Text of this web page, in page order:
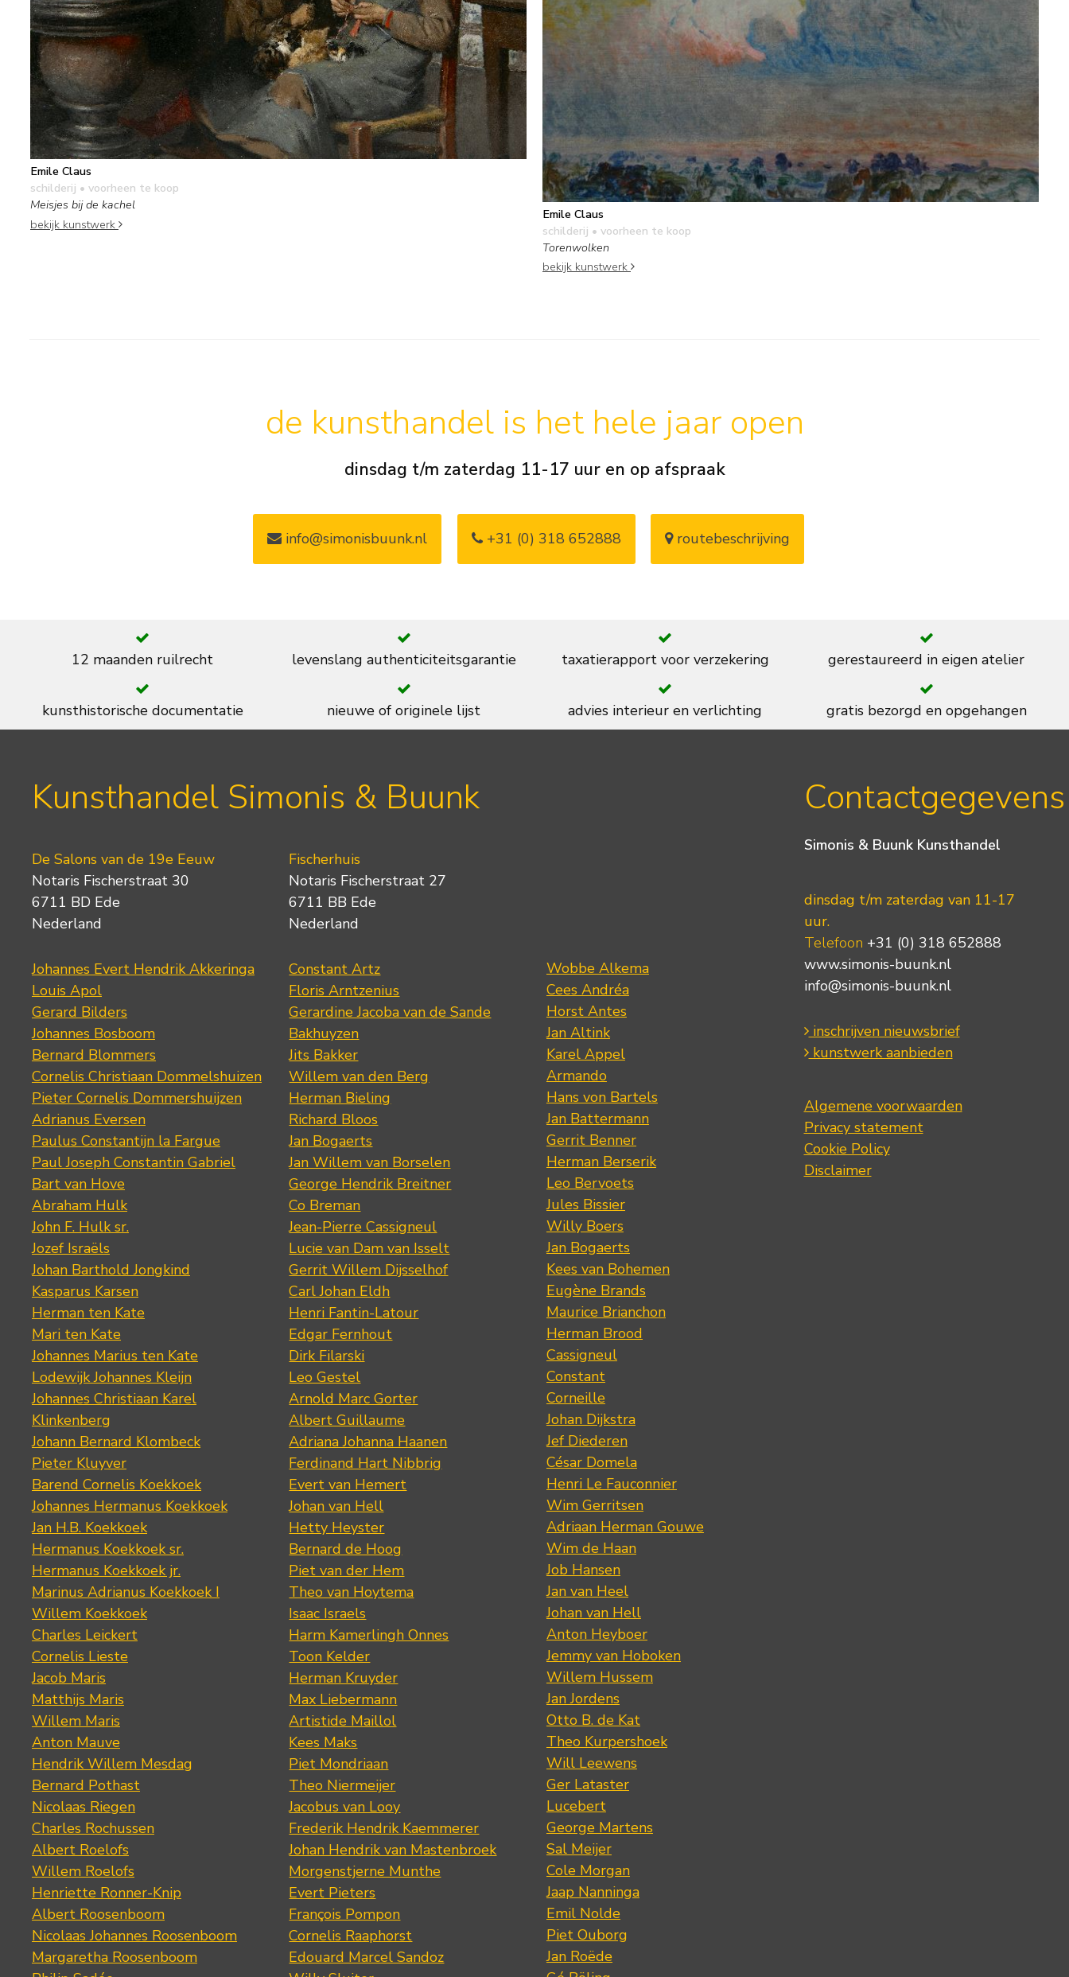
Emile Claus
schilderij • voorheen te koop
Meisjes bij de kachel
bekijk kunstwerk
Emile Claus
schilderij • voorheen te koop
Torenwolken
bekijk kunstwerk
de kunsthandel is het hele jaar open
dinsdag t/m zaterdag 11-17 uur en op afspraak
info@simonisbuunk.nl +31 (0) 318 652888 routebeschrijving
12 maanden ruilrecht levenslang authenticiteitsgarantie taxatierapport voor verzekering gerestaureerd in eigen atelier
kunsthistorische documentatie nieuwe of originele lijst advies interieur en verlichting gratis bezorgd en opgehangen
Kunsthandel Simonis & Buunk
De Salons van de 19e Eeuw
Notaris Fischerstraat 30
6711 BD Ede
Nederland
Johannes Evert Hendrik Akkeringa
Louis Apol
Gerard Bilders
Johannes Bosboom
Bernard Blommers
Cornelis Christiaan Dommelshuizen
Pieter Cornelis Dommershuijzen
Adrianus Eversen
Paulus Constantijn la Fargue
Paul Joseph Constantin Gabriel
Bart van Hove
Abraham Hulk
John F. Hulk sr.
Jozef Israëls
Johan Barthold Jongkind
Kasparus Karsen
Herman ten Kate
Mari ten Kate
Johannes Marius ten Kate
Lodewijk Johannes Kleijn
Johannes Christiaan Karel
Klinkenberg
Johann Bernard Klombeck
Pieter Kluyver
Barend Cornelis Koekkoek
Johannes Hermanus Koekkoek
Jan H.B. Koekkoek
Hermanus Koekkoek sr.
Hermanus Koekkoek jr.
Marinus Adrianus Koekkoek I
Willem Koekkoek
Charles Leickert
Cornelis Lieste
Jacob Maris
Matthijs Maris
Willem Maris
Anton Mauve
Hendrik Willem Mesdag
Bernard Pothast
Nicolaas Riegen
Charles Rochussen
Albert Roelofs
Willem Roelofs
Henriette Ronner-Knip
Albert Roosenboom
Nicolaas Johannes Roosenboom
Margaretha Roosenboom
Fischerhuis
Notaris Fischerstraat 27
6711 BB Ede
Nederland
Constant Artz
Floris Arntzenius
Gerardine Jacoba van de Sande
Bakhuyzen
Jits Bakker
Willem van den Berg
Herman Bieling
Richard Bloos
Jan Bogaerts
Jan Willem van Borselen
George Hendrik Breitner
Co Breman
Jean-Pierre Cassigneul
Lucie van Dam van Isselt
Gerrit Willem Dijsselhof
Carl Johan Eldh
Henri Fantin-Latour
Edgar Fernhout
Dirk Filarski
Leo Gestel
Arnold Marc Gorter
Albert Guillaume
Adriana Johanna Haanen
Ferdinand Hart Nibbrig
Evert van Hemert
Johan van Hell
Hetty Heyster
Bernard de Hoog
Piet van der Hem
Theo van Hoytema
Isaac Israels
Harm Kamerlingh Onnes
Toon Kelder
Herman Kruyder
Max Liebermann
Artistide Maillol
Kees Maks
Piet Mondriaan
Theo Niermeijer
Jacobus van Looy
Frederik Hendrik Kaemmerer
Johan Hendrik van Mastenbroek
Morgenstjerne Munthe
Evert Pieters
François Pompon
Cornelis Raaphorst
Edouard Marcel Sandoz
Wobbe Alkema
Cees Andréa
Horst Antes
Jan Altink
Karel Appel
Armando
Hans von Bartels
Jan Battermann
Gerrit Benner
Herman Berserik
Leo Bervoets
Jules Bissier
Willy Boers
Jan Bogaerts
Kees van Bohemen
Eugène Brands
Maurice Brianchon
Herman Brood
Cassigneul
Constant
Corneille
Johan Dijkstra
Jef Diederen
César Domela
Henri Le Fauconnier
Wim Gerritsen
Adriaan Herman Gouwe
Wim de Haan
Job Hansen
Jan van Heel
Johan van Hell
Anton Heyboer
Jemmy van Hoboken
Willem Hussem
Jan Jordens
Otto B. de Kat
Theo Kurpershoek
Will Leewens
Ger Lataster
Lucebert
George Martens
Sal Meijer
Cole Morgan
Jaap Nanninga
Emil Nolde
Piet Ouborg
Jan Roëde
Contactgegevens
Simonis & Buunk Kunsthandel
dinsdag t/m zaterdag van 11-17
uur.
Telefoon +31 (0) 318 652888
www.simonis-buunk.nl
info@simonis-buunk.nl
inschrijven nieuwsbrief
kunstwerk aanbieden
Algemene voorwaarden
Privacy statement
Cookie Policy
Disclaimer